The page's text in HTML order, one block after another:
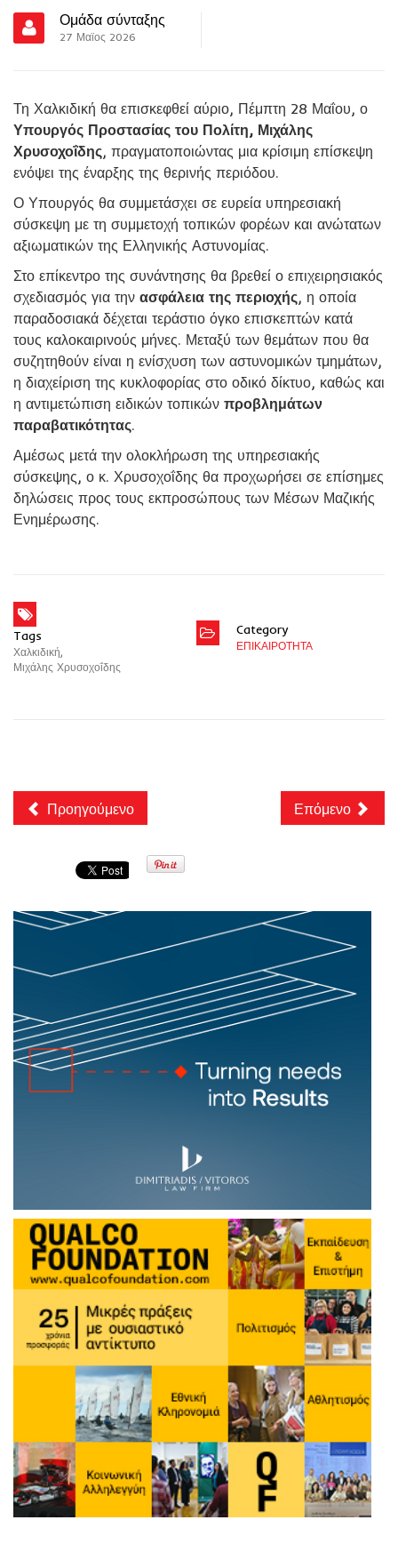
Ομάδα σύνταξης
27 Μαϊος 2026
Τη Χαλκιδική θα επισκεφθεί αύριο, Πέμπτη 28 Μαΐου, ο
Υπουργός Προστασίας του Πολίτη, Μιχάλης
Χρυσοχοΐδης, πραγματοποιώντας μια κρίσιμη επίσκεψη
ενόψει της έναρξης της θερινής περιόδου.
Ο Υπουργός θα συμμετάσχει σε ευρεία υπηρεσιακή
σύσκεψη με τη συμμετοχή τοπικών φορέων και ανώτατων
αξιωματικών της Ελληνικής Αστυνομίας.
Στο επίκεντρο της συνάντησης θα βρεθεί ο επιχειρησιακός
σχεδιασμός για την ασφάλεια της περιοχής, η οποία
παραδοσιακά δέχεται τεράστιο όγκο επισκεπτών κατά
τους καλοκαιρινούς μήνες. Μεταξύ των θεμάτων που θα
συζητηθούν είναι η ενίσχυση των αστυνομικών τμημάτων,
η διαχείριση της κυκλοφορίας στο οδικό δίκτυο, καθώς και
η αντιμετώπιση ειδικών τοπικών προβλημάτων
παραβατικότητας.
Αμέσως μετά την ολοκλήρωση της υπηρεσιακής
σύσκεψης, ο κ. Χρυσοχοΐδης θα προχωρήσει σε επίσημες
δηλώσεις προς τους εκπροσώπους των Μέσων Μαζικής
Ενημέρωσης.
Tags
Χαλκιδική,
Μιχάλης Χρυσοχοΐδης
Category
ΕΠΙΚΑΙΡΟΤΗΤΑ
Προηγούμενο Επόμενο